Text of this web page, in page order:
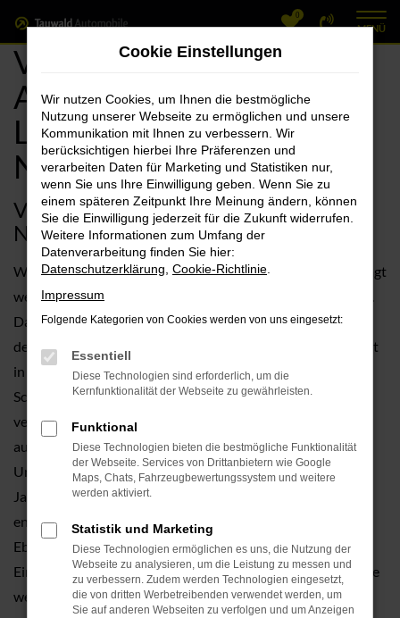
Zum
Hauptinhalt
springen
0
MENÜ
VW Nürnberg, VW Golf
Angebote mit
Lieferservice nach
Nürnberg
VW Golf – die sehr gute Wahl für
Nürnberg
Wenn wir nach dem perfekten Fahrzeug für Nürnberg gefragt
werden, kann gut sein, dass wir Ihnen den VW Golf nennen.
Davor steht jedoch ein ausführliches Beratungsgespräch,
denn natürlich müssen wir Ihre Anforderungen an Mobilität
in Nürnberg erst einmal genau kennen lernen. Im nächsten
Schritt unterbreiten wir auf Basis unserer Erfahrung
verschiedene Angebote und lassen Sie auf Wunsch gerne
auch in einen VW Golf einsteigen. Was für unser
Unternehmen spricht, ist die Tradition. Seit mehr als 110
Jahren existiert Tauwald Automobile bereits und
entsprechend kompetent führen wir Beratungen durch.
Ebenfalls profitieren Sie von unseren erstklassigen
Einkaufskonditionen und Preisvorteilen, die wir gerne an Sie
weiterreichen.
Cookie Einstellungen
Wir nutzen Cookies, um Ihnen die bestmögliche
Nutzung unserer Webseite zu ermöglichen und unsere
Kommunikation mit Ihnen zu verbessern. Wir
berücksichtigen hierbei Ihre Präferenzen und
verarbeiten Daten für Marketing und Statistiken nur,
wenn Sie uns Ihre Einwilligung geben. Wenn Sie zu
einem späteren Zeitpunkt Ihre Meinung ändern, können
Sie die Einwilligung jederzeit für die Zukunft widerrufen.
Weitere Informationen zum Umfang der
Datenverarbeitung finden Sie hier:
Datenschutzerklärung Cookie-Richtlinie
Impressum
Folgende Kategorien von Cookies werden von uns eingesetzt:
Essentiell
Diese Technologien sind erforderlich, um die
Kernfunktionalität der Webseite zu gewährleisten.
Funktional
Diese Technologien bieten die bestmögliche Funktionalität
der Webseite. Services von Drittanbietern wie Google
Maps, Chats, Fahrzeugbewertungssystem und weitere
werden aktiviert.
Statistik und Marketing
Diese Technologien ermöglichen es uns, die Nutzung der
Webseite zu analysieren, um die Leistung zu messen und
zu verbessern. Zudem werden Technologien eingesetzt,
die von dritten Werbetreibenden verwendet werden, um
Sie auf anderen Webseiten zu verfolgen und um Anzeigen